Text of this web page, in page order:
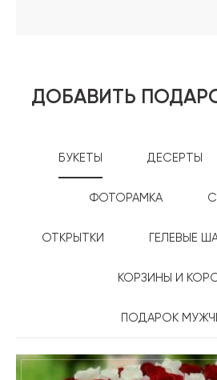
ДОБАВИТЬ
БУКЕТЫ ДЕСЕРТЫ
ФОТОРАМКА
ОТКРЫТКИ ГЕЛЕВЫЕ
КОРЗИНЫ И
ПОДАРОК